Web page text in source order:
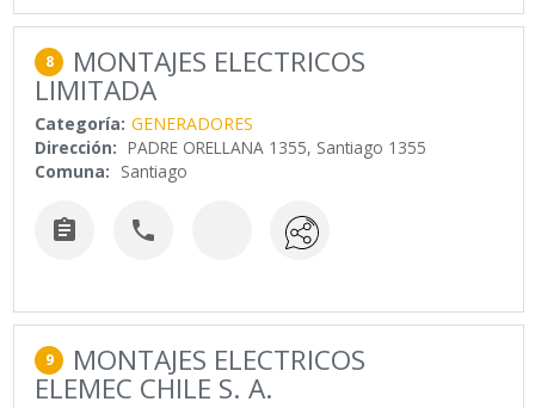
8 MONTAJES ELECTRICOS
LIMITADA
Categoría: GENERADORES
Dirección: PADRE ORELLANA 1355, Santiago 1355
Comuna: Santiago
 
9 MONTAJES ELECTRICOS
ELEMEC CHILE S. A.